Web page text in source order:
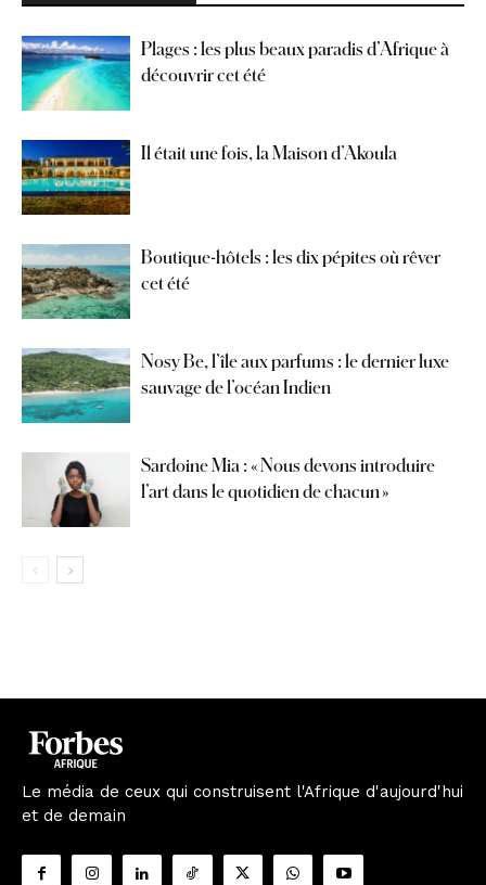
Plages : les plus beaux paradis d’Afrique à
découvrir cet été
Il était une fois, la Maison d’Akoula
Boutique-hôtels : les dix pépites où rêver
cet été
Nosy Be, l’île aux parfums : le dernier luxe
sauvage de l’océan Indien
Sardoine Mia : « Nous devons introduire
l’art dans le quotidien de chacun »
Le média de ceux qui construisent l'Afrique d'aujourd'hui
et de demain